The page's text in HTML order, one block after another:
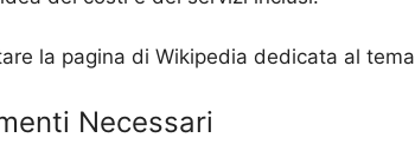
la pagina di Wikipedia dedicata al tema
Necessari